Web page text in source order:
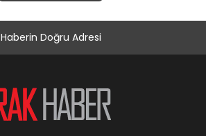
Haberin Doğru Adresi